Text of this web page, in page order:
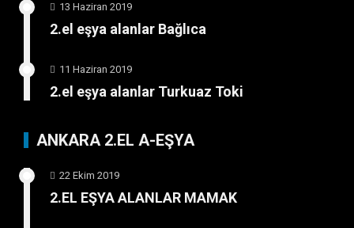
13 Haziran 2019
2.el eşya alanlar Bağlıca
11 Haziran 2019
2.el eşya alanlar Turkuaz Toki
ANKARA 2.EL A-EŞYA
22 Ekim 2019
2.EL EŞYA ALANLAR MAMAK